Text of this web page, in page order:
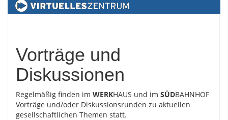
Vorträge und
Diskussionen
Regelmäßig finden im WERKHAUS und im SÜDBAHNHOF
Vorträge und/oder Diskussionsrunden zu aktuellen
gesellschaftlichen Themen statt.